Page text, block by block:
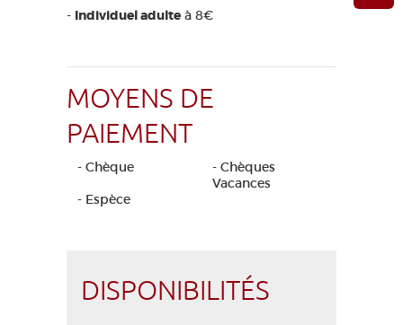
- Individuel adulte à 8€
MOYENS DE
PAIEMENT
- Chèque
- Chèques
Vacances
- Espèce
DISPONIBILITÉS